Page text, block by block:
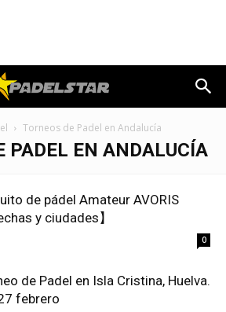
Torneos de Padel en Andalucía
PADEL EN ANDALUCÍA
de pádel Amateur AVORIS
y ciudades】
0
de Padel en Isla Cristina, Huelva.
febrero